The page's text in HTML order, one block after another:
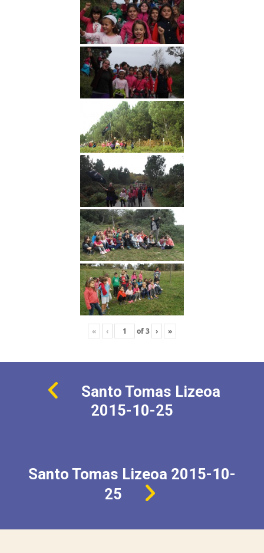
« ‹ of3 › »
Santo Tomas Lizeoa
2015-10-25
Santo Tomas Lizeoa 2015-10-
25